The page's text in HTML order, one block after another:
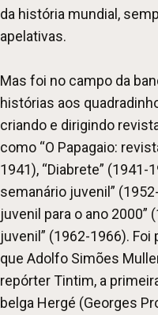
da história mundial,
apelativas.
Mas foi no campo da
histórias aos
criando e dirigindo
como “O Papagaio:
1941), “Diabrete” (1941-
semanário juvenil”
juvenil para o ano 2000”
juvenil” (1962-1966).
que Adolfo Simões
repórter Tintim, a
belga Hergé (Georges